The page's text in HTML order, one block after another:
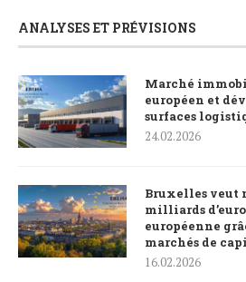
ANALYSES ET PRÉVISIONS
Marché
européen et
surfaces
24.02.2026
Bruxelles veut
milliards
européenne
marchés de
16.02.2026